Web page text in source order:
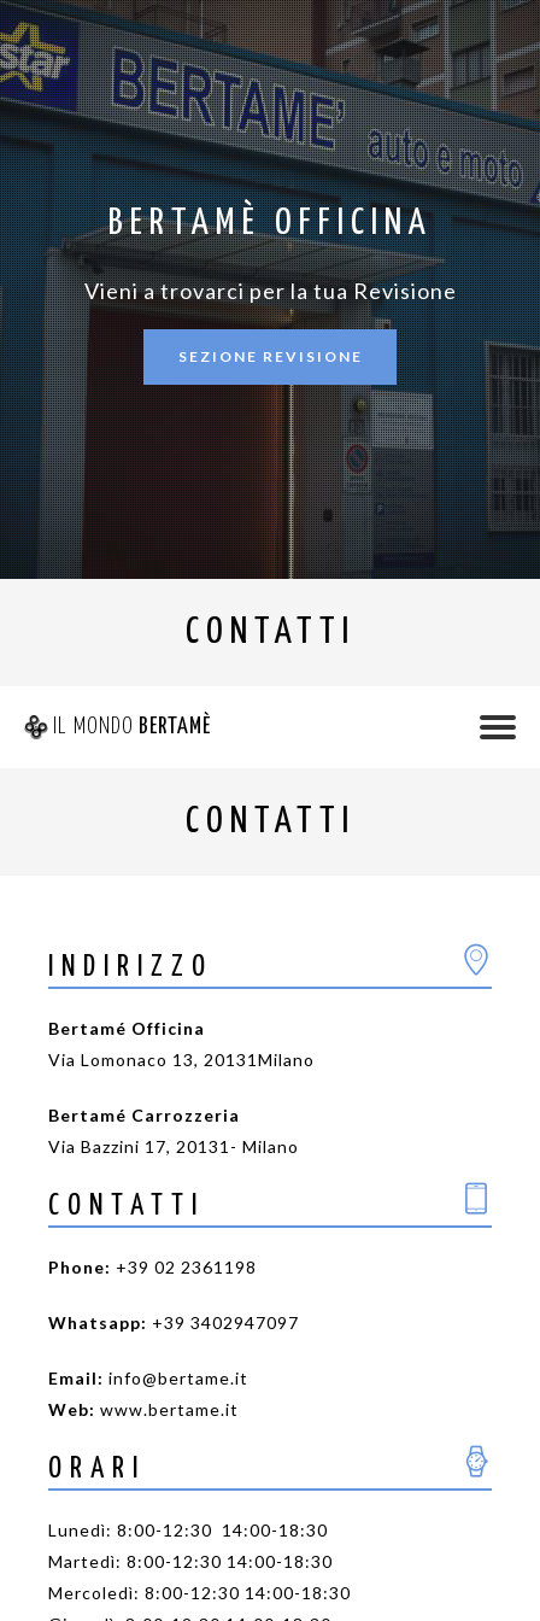
BERTAMÈ OFFICINA
Vieni a trovarci per la tua Revisione
SEZIONE REVISIONE
CONTATTI
IL MONDO BERTAMÈ
CONTATTI
INDIRIZZO
Bertamé Officina
Via Lomonaco 13, 20131Milano
Bertamé Carrozzeria
Via Bazzini 17, 20131- Milano
CONTATTI
Phone: +39 02 2361198
Whatsapp: +39 3402947097
Email: info@bertame.it
Web: www.bertame.it
ORARI
Lunedì: 8:00-12:30 14:00-18:30
Martedì: 8:00-12:30 14:00-18:30
Mercoledì: 8:00-12:30 14:00-18:30